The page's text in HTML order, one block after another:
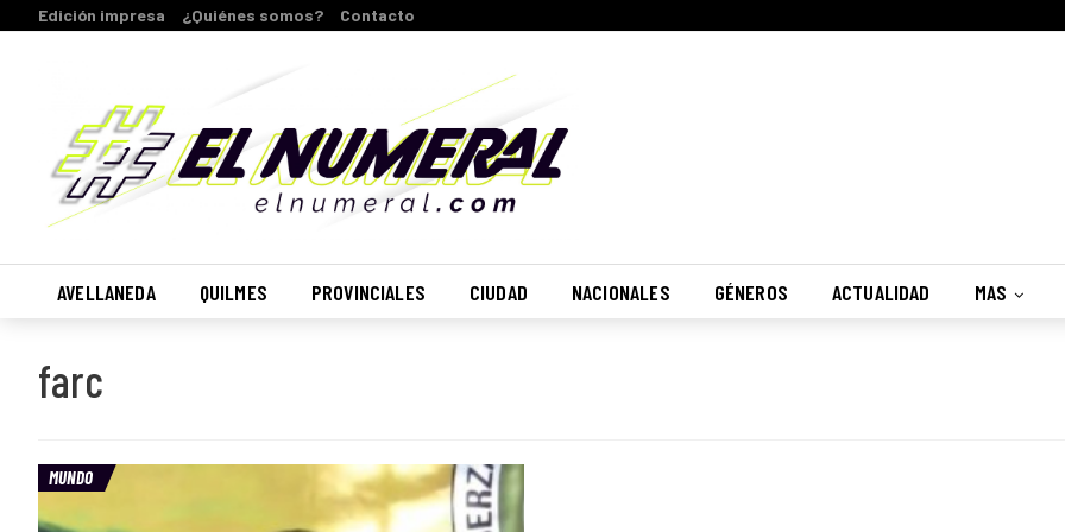
Edición impresa ¿Quiénes somos? Contacto
AVELLANEDA QUILMES PROVINCIALES CIUDAD NACIONALES GÉNEROS ACTUALIDAD MAS
farc
MUNDO